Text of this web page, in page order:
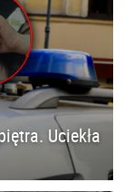
Uciekła